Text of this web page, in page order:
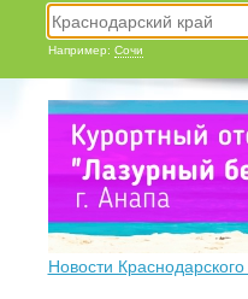
Например: Сочи
Новости Краснодарского